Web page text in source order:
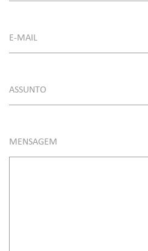
E-MAIL
ASSUNTO
MENSAGEM